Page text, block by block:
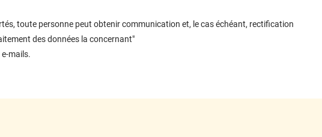
toute personne peut obtenir communication et, le cas échéant, rectification
des données la concernant"
mails.